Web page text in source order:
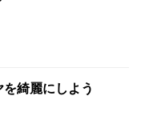
を綺麗にしよう